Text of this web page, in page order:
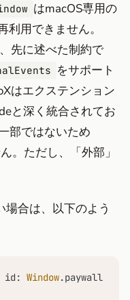
はmacOS専用の
用できません。
先に述べた制約で
をサポート
はエクステンション
と深く統合されてお
部ではないため
。ただし、「外部」
場合は、以下のよう
id: Window